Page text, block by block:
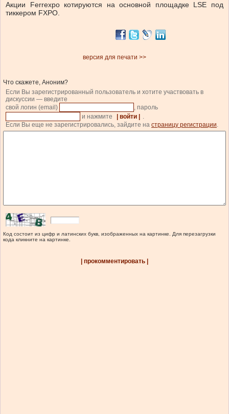
Акции Ferrexpo котируются на основной площадке LSE под
тиккером FXPO.
версия для печати >>
Что скажете, Аноним?
Если Вы зарегистрированный пользователь и хотите участвовать в
дискуссии — введите
свой логин (email)
, пароль
и нажмите
| войти |
.
Если Вы еще не зарегистрировались, зайдите на страницу регистрации.
Код состоит из цифр и латинских букв, изображенных на картинке. Для перезагрузки
кода кликните на картинке.
| прокомментировать |